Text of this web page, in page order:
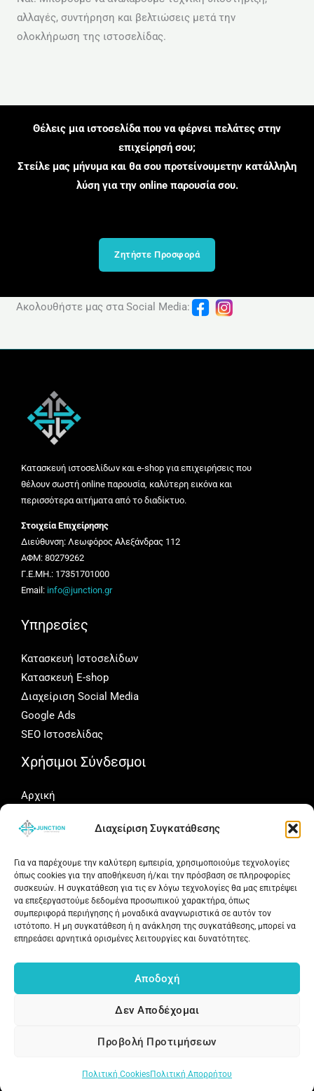
Διαχείριση Συγκατάθεσης
Για να παρέχουμε την καλύτερη εμπειρία, χρησιμοποιούμε τεχνολογίες
όπως cookies για την αποθήκευση ή/και την πρόσβαση σε πληροφορίες
συσκευών. Η συγκατάθεση για τις εν λόγω τεχνολογίες θα μας επιτρέψει
να επεξεργαστούμε δεδομένα προσωπικού χαρακτήρα, όπως
συμπεριφορά περιήγησης ή μοναδικά αναγνωριστικά σε αυτόν τον
ιστότοπο. Η μη συγκατάθεση ή η ανάκληση της συγκατάθεσης, μπορεί να
επηρεάσει αρνητικά ορισμένες λειτουργίες και δυνατότητες.
Αποδοχή
Δεν Αποδέχομαι
Προβολή Προτιμήσεων
Πολιτική CookiesΠολιτική Απορρήτου
αλλαγές, συντήρηση και βελτιώσεις μετά την
ολοκλήρωση της ιστοσελίδας.
Θέλεις μια ιστοσελίδα που να φέρνει πελάτες στην
επιχείρησή σου;
Στείλε μας μήνυμα και θα σου προτείνουμετην κατάλληλη
λύση για την online παρουσία σου.
Ζητήστε Προσφορά
Ακολουθήστε μας στα Social Media:
Κατασκευή ιστοσελίδων και e-shop για επιχειρήσεις που
θέλουν σωστή online παρουσία, καλύτερη εικόνα και
περισσότερα αιτήματα από το διαδίκτυο.
Στοιχεία Επιχείρησης
Διεύθυνση: Λεωφόρος Αλεξάνδρας 112
ΑΦΜ: 80279262
Γ.Ε.ΜΗ.: 17351701000
Email: info@junction.gr
Υπηρεσίες
Κατασκευή Ιστοσελίδων
Κατασκευή E-shop
Διαχείριση Social Media
Google Ads
SEO Ιστοσελίδας
Χρήσιμοι Σύνδεσμοι
Αρχική
Γιατί Junction
Δωρεάν Αξιολόγηση
Social Media
Ακολουθήστε τη Junction.gr για νέα έργα, ιδέες και
Copyright © 2026 junction.gr - Κατασκευή Ιστοσελίδων & E-shop. All
Powered by junction.gr